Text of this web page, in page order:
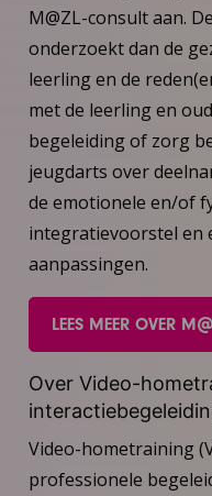
M@ZL-consult aan.
onderzoekt dan de
leerling en de
met de leerling en
begeleiding of zorg
jeugdarts over
de emotionele en/of
integratievoorstel en
aanpassingen.
LEES MEER OVER
Over Video-
Video-hometraining
professionele